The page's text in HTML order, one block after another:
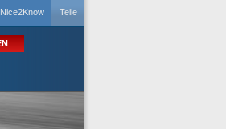
Nice2Know Teile